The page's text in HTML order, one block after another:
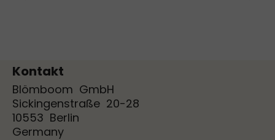
Kontakt
Blömboom GmbH
Sickingenstraße 20-28
10553 Berlin
Germany